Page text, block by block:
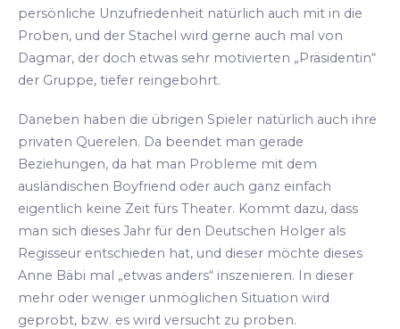
persönliche Unzufriedenheit natürlich auch mit in die
Proben, und der Stachel wird gerne auch mal von
Dagmar, der doch etwas sehr motivierten „Präsidentin“
der Gruppe, tiefer reingebohrt.
Daneben haben die übrigen Spieler natürlich auch ihre
privaten Querelen. Da beendet man gerade
Beziehungen, da hat man Probleme mit dem
ausländischen Boyfriend oder auch ganz einfach
eigentlich keine Zeit fürs Theater. Kommt dazu, dass
man sich dieses Jahr für den Deutschen Holger als
Regisseur entschieden hat, und dieser möchte dieses
Anne Bäbi mal „etwas anders“ inszenieren. In dieser
mehr oder weniger unmöglichen Situation wird
geprobt, bzw. es wird versucht zu proben.